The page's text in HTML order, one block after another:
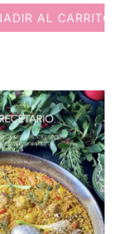
AL CARRITO